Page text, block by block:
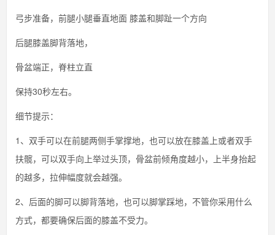
弓步准备，前腿小腿垂直地面 膝盖和脚趾一个方向
后腿膝盖脚背落地，
骨盆端正，脊柱立直
保持30秒左右。
细节提示：
1、双手可以在前腿两侧手掌撑地，也可以放在膝盖上或者双手
扶髋，可以双手向上举过头顶，骨盆前倾角度越小，上半身抬起
的越多，拉伸幅度就会越强。
2、后面的脚可以脚背落地，也可以脚掌踩地，不管你采用什么
方式，都要确保后面的膝盖不受力。